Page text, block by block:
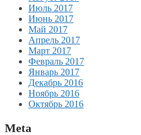
Июль 2017
Июнь 2017
Май 2017
Апрель 2017
Март 2017
Февраль 2017
Январь 2017
Декабрь 2016
Ноябрь 2016
Октябрь 2016
Meta